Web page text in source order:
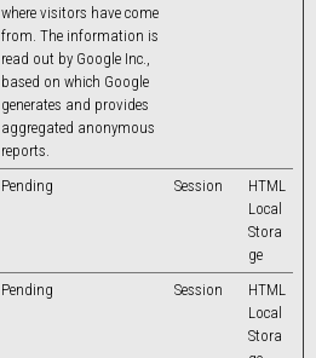
where visitors have come
from. The information is
read out by Google Inc.,
based on which Google
generates and provides
aggregated anonymous
reports.
Pending Session
HTML
Local
Stora
ge
Pending Session
HTML
Local
Stora